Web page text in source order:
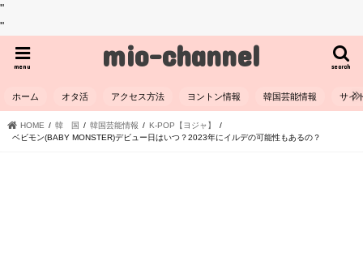
"
"
mio-channel search
menu
ホーム オタ活 アクセス方法 ヨントン情報 韓国芸能情報 サイ
HOME 韓 国 韓国芸能情報
K-POP【ヨジャ】
ベビモン(BABY MONSTER)デビュー日はいつ？2023年にイルデの可能性もあるの？